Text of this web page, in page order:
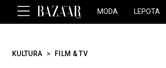
MODA LEPOTA
KULTURA > FILM & TV